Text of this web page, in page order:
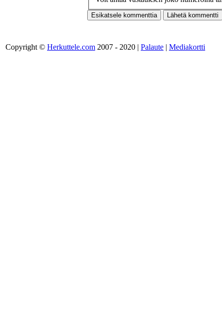
Copyright © Herkuttele.com 2007 - 2020 | Palaute | Mediakortti